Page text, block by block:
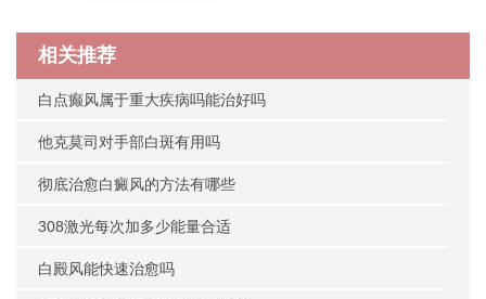
相关推荐
白点癫风属于重大疾病吗能治好吗
他克莫司对手部白斑有用吗
彻底治愈白癜风的方法有哪些
308激光每次加多少能量合适
白殿风能快速治愈吗